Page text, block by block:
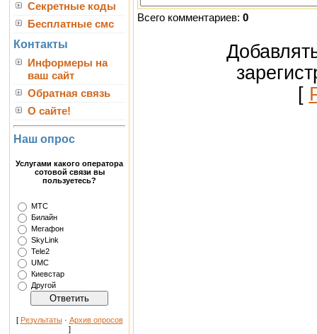
Секретные коды
Бесплатные смс
Контакты
Информеры на
ваш сайт
Обратная связь
О сайте!
Наш опрос
Услугами какого оператора
сотовой связи вы
пользуетесь?
МТС
Билайн
Мегафон
SkyLink
Tele2
UMC
Киевстар
Другой
[ Результаты· Архив опросов
]
Всего комментариев: 0
[